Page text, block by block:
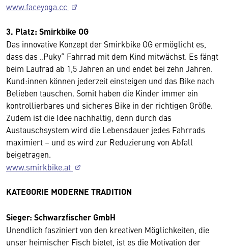
www.faceyoga.cc
3. Platz: Smirkbike OG
Das innovative Konzept der Smirkbike OG ermöglicht es,
dass das „Puky“ Fahrrad mit dem Kind mitwächst. Es fängt
beim Laufrad ab 1,5 Jahren an und endet bei zehn Jahren.
Kund:innen können jederzeit einsteigen und das Bike nach
Belieben tauschen. Somit haben die Kinder immer ein
kontrollierbares und sicheres Bike in der richtigen Größe.
Zudem ist die Idee nachhaltig, denn durch das
Austauschsystem wird die Lebensdauer jedes Fahrrads
maximiert – und es wird zur Reduzierung von Abfall
beigetragen.
www.smirkbike.at
KATEGORIE MODERNE TRADITION
Sieger: Schwarzfischer GmbH
Unendlich fasziniert von den kreativen Möglichkeiten, die
unser heimischer Fisch bietet, ist es die Motivation der